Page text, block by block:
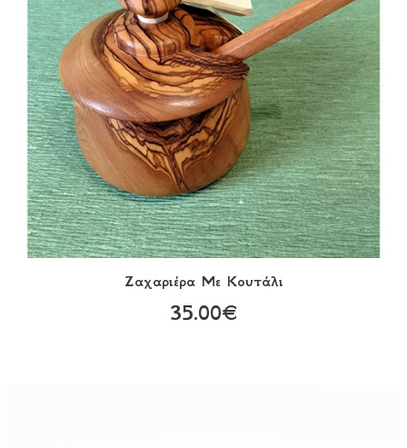
Ζαχαριέρα Με Κουτάλι
35.00€